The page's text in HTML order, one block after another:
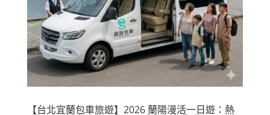
【台北宜蘭包車旅遊】2026 蘭陽漫活一日遊：熱